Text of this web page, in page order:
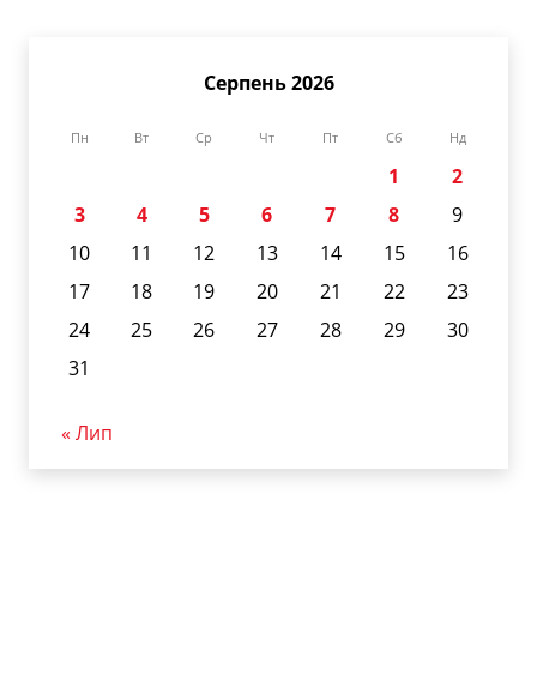
Серпень 2026
Пн Вт Ср Чт Пт Сб Нд
1
2
3
4 5 6 7 8
9
10
11 12 13 14 15
16
17
18 19 20 21 22
23
24
25 26 27 28 29
30
31
« Лип